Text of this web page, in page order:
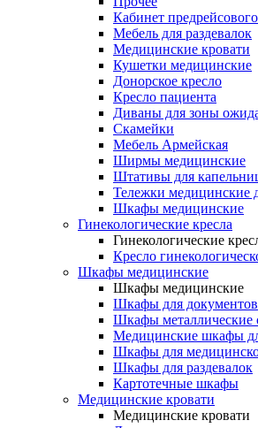
Кабинет
Мебель для раздевалок
Медицинские кровати
Кушетки медицинские
Донорское кресло
Кресло пациента
Диваны для зоны
Скамейки
Мебель Армейская
Ширмы медицинские
Штативы для
Тележки медицинские
Шкафы медицинские
Гинекологические кресла
Гинекологические
Кресло
Шкафы медицинские
Шкафы медицинские
Шкафы для документов
Шкафы металлические
Медицинские шкафы
Шкафы для
Шкафы для раздевалок
Картотечные шкафы
Медицинские кровати
Медицинские кровати